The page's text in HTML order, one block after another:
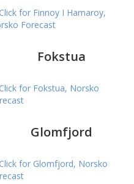
Fokstua
Glomfjord